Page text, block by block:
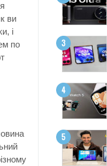
ви
і
по